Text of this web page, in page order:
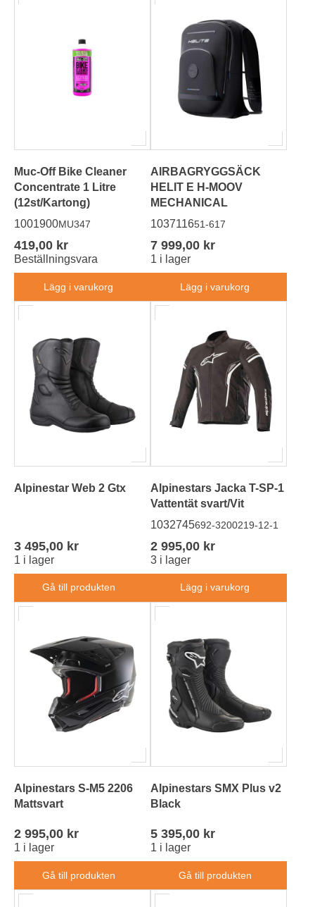
Muc-Off Bike Cleaner
Concentrate 1 Litre
(12st/Kartong)
1001900MU347
419,00 kr
Beställningsvara
Lägg i varukorg
AIRBAGRYGGSÄCK
HELIT E H-MOOV
MECHANICAL
103711651-617
7 999,00 kr
1 i lager
Lägg i varukorg
Alpinestar Web 2 Gtx
3 495,00 kr
1 i lager
Gå till produkten
Alpinestars Jacka T-SP-1
Vattentät svart/Vit
1032745692-3200219-12-1
2 995,00 kr
3 i lager
Lägg i varukorg
Alpinestars S-M5 2206
Mattsvart
2 995,00 kr
1 i lager
Gå till produkten
Alpinestars SMX Plus v2
Black
5 395,00 kr
1 i lager
Gå till produkten